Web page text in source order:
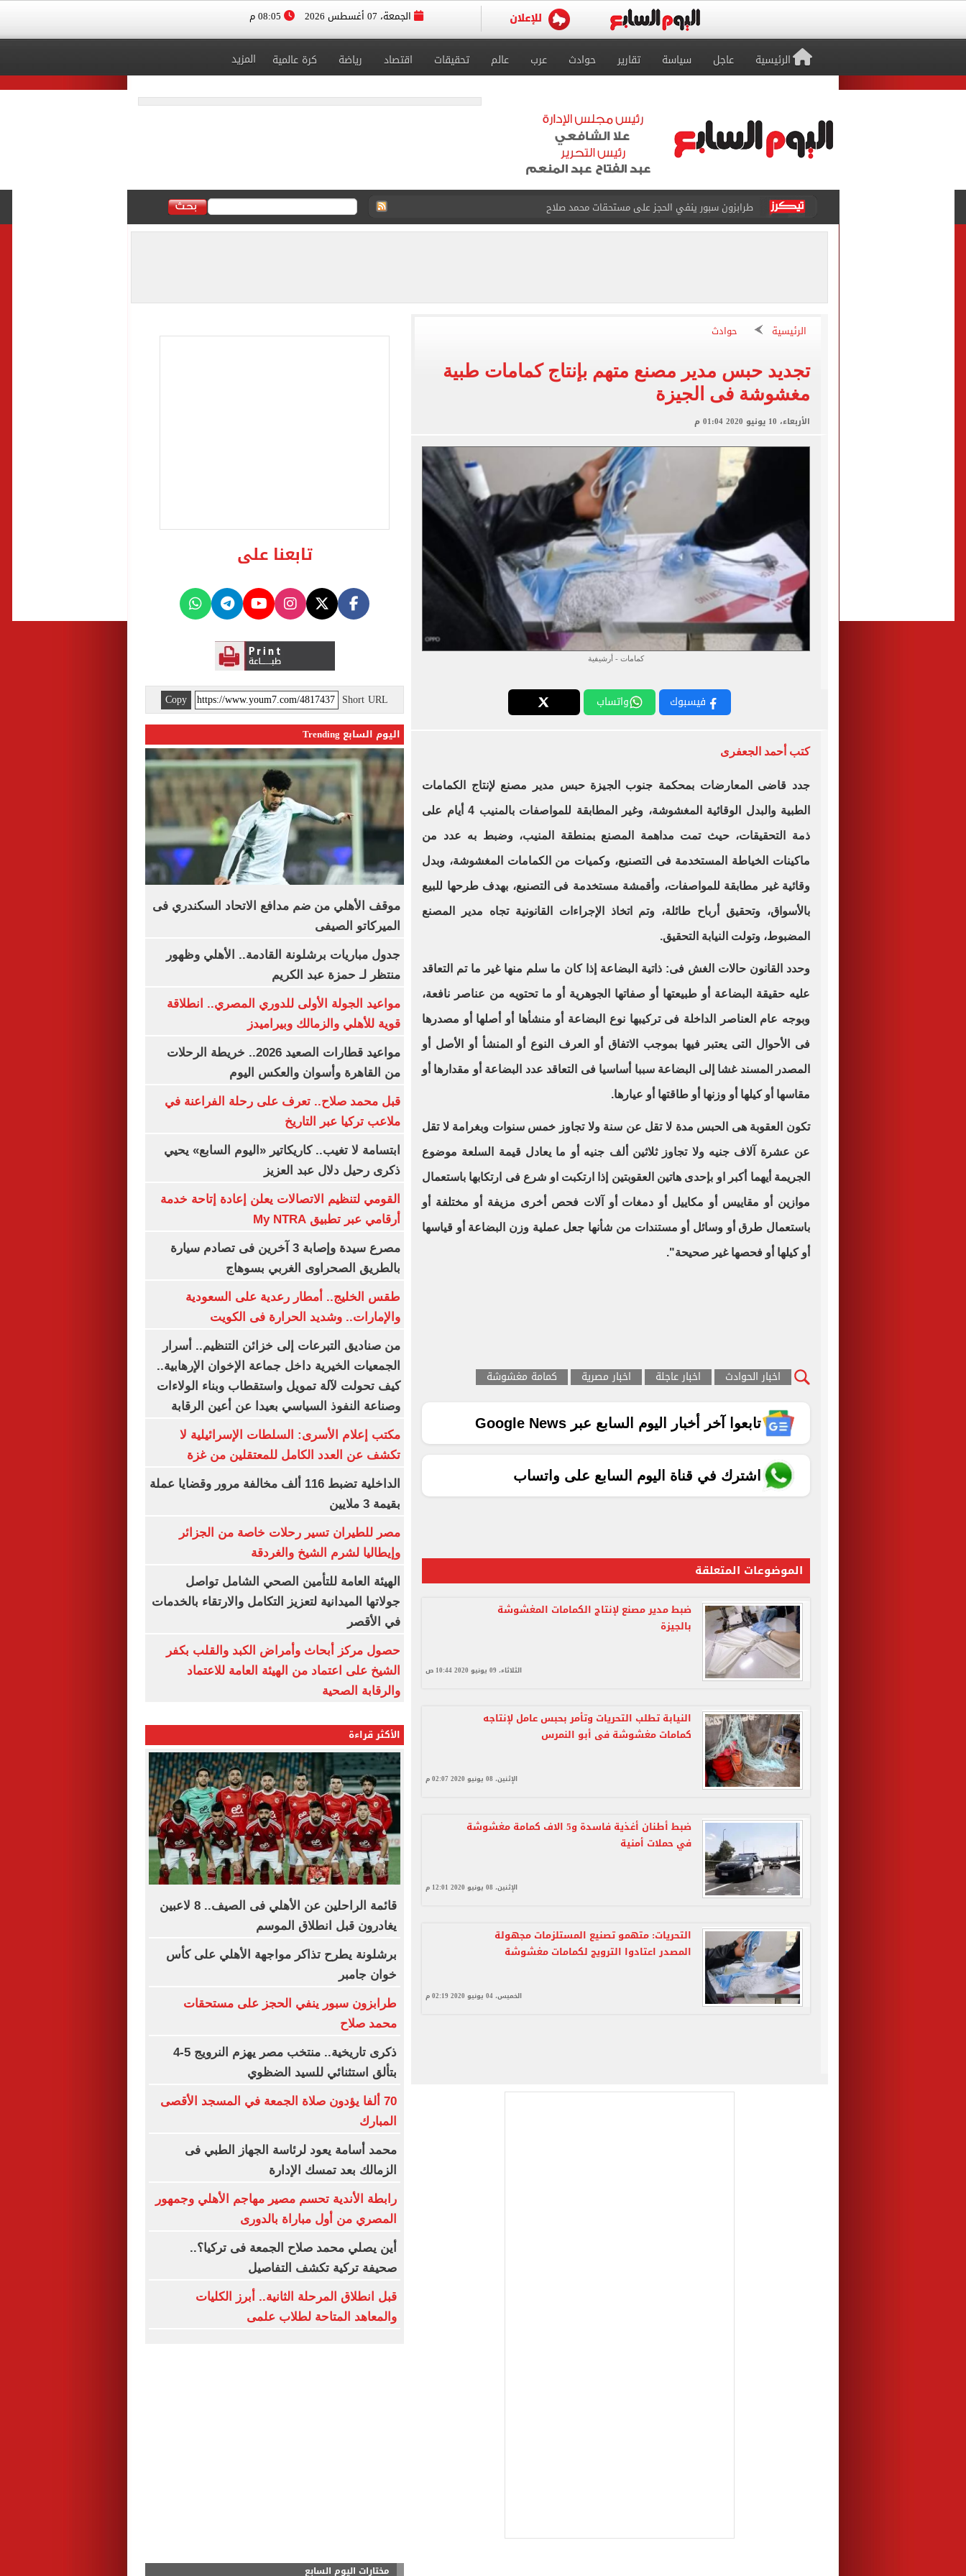
الجمعة، 07 أغسطس 2026
الرئيسية عاجل سياسة تقارير حوادث عرب عالم تحقيقات اقتصاد رياضة كرة عالمية المزيد
طرابزون سبور ينفي الحجز على مستحقات محمد صلاح
منتخب ناشئات كرة اليد يخسر أمام إسبانيا 27 - 26 فى نصف نهائى بطولة العالم
انطلاق مباراة مصر وإسبانيا فى نصف نهائي بطولة العالم لناشئات كرة اليد
الزمالك يبلغ 4 لاعبين بعدم التواجد مع الفريق الأول بالموسم الجديد
الاتحاد التركي يمنح طرابزون سبور رخصة مشاركة محمد صلاح
برشلونة يطرح تذاكر مواجهة الأهلي على كأس خوان جامبر
الرئيسية حوادث
تجديد حبس مدير مصنع متهم بإنتاج كمامات طبية
مغشوشة فى الجيزة
الأربعاء، 10 يونيو 2020 01:04 م
كمامات - أرشيفية
فيسبوك واتساب
كتب أحمد الجعفرى
جدد قاضى المعارضات بمحكمة جنوب الجيزة حبس مدير مصنع لإنتاج الكمامات
الطبية والبدل الوقائية المغشوشة، وغير المطابقة للمواصفات بالمنيب 4 أيام على
ذمة التحقيقات، حيث تمت مداهمة المصنع بمنطقة المنيب، وضبط به عدد من
ماكينات الخياطة المستخدمة فى التصنيع، وكميات من الكمامات المغشوشة، وبدل
وقائية غير مطابقة للمواصفات، وأقمشة مستخدمة فى التصنيع، بهدف طرحها للبيع
بالأسواق، وتحقيق أرباح طائلة، وتم اتخاذ الإجراءات القانونية تجاه مدير المصنع
المضبوط، وتولت النيابة التحقيق.
وحدد القانون حالات الغش فى: ذاتية البضاعة إذا كان ما سلم منها غير ما تم التعاقد
عليه حقيقة البضاعة أو طبيعتها أو صفاتها الجوهرية أو ما تحتويه من عناصر نافعة،
وبوجه عام العناصر الداخلة فى تركيبها نوع البضاعة أو منشأها أو أصلها أو مصدرها
فى الأحوال التى يعتبر فيها بموجب الاتفاق أو العرف النوع أو المنشأ أو الأصل أو
المصدر المسند غشا إلى البضاعة سببا أساسيا فى التعاقد عدد البضاعة أو مقدارها أو
مقاسها أو كيلها أو وزنها أو طاقتها أو عيارها.
تكون العقوبة هى الحبس مدة لا تقل عن سنة ولا تجاوز خمس سنوات وبغرامة لا تقل
عن عشرة آلاف جنيه ولا تجاوز ثلاثين ألف جنيه أو ما يعادل قيمة السلعة موضوع
الجريمة أيهما أكبر او بإحدى هاتين العقوبتين إذا ارتكبت او شرع فى ارتكابها باستعمال
موازين أو مقاييس أو مكاييل أو دمغات أو آلات فحص أخرى مزيفة أو مختلفة أو
باستعمال طرق أو وسائل أو مستندات من شأنها جعل عملية وزن البضاعة أو قياسها
أو كيلها أو فحصها غير صحيحة".
اخبار الحوادث اخبار عاجلة اخبار مصرية كمامة مغشوشة
تابعوا آخر أخبار اليوم السابع عبر Google News
اشترك في قناة اليوم السابع على واتساب
الموضوعات المتعلقة
ضبط مدير مصنع لإنتاج الكمامات المغشوشة
بالجيزة
الثلاثاء، 09 يونيو 2020 10:44 ص
النيابة تطلب التحريات وتأمر بحبس عامل لإنتاجه
كمامات مغشوشة فى أبو النمرس
الإثنين، 08 يونيو 2020 02:07 م
ضبط أطنان أغذية فاسدة و5 الاف كمامة مغشوشة
في حملات أمنية
الإثنين، 08 يونيو 2020 12:01 م
التحريات: متهمو تصنيع المستلزمات مجهولة
المصدر اعتادوا الترويج لكمامات مغشوشة
الخميس، 04 يونيو 2020 02:19 م
تابعنا على
Short URL
Copy
اليوم السابع Trending
موقف الأهلي من ضم مدافع الاتحاد السكندري فى
الميركاتو الصيفى
جدول مباريات برشلونة القادمة.. الأهلي وظهور
منتظر لـ حمزة عبد الكريم
مواعيد الجولة الأولى للدوري المصري.. انطلاقة
قوية للأهلي والزمالك وبيراميدز
مواعيد قطارات الصعيد 2026.. خريطة الرحلات
من القاهرة وأسوان والعكس اليوم
قبل محمد صلاح.. تعرف على رحلة الفراعنة في
ملاعب تركيا عبر التاريخ
ابتسامة لا تغيب.. كاريكاتير «اليوم السابع» يحيي
ذكرى رحيل دلال عبد العزيز
القومي لتنظيم الاتصالات يعلن إعادة إتاحة خدمة
أرقامي عبر تطبيق My NTRA
مصرع سيدة وإصابة 3 آخرين فى تصادم سيارة
بالطريق الصحراوى الغربي بسوهاج
طقس الخليج.. أمطار رعدية على السعودية
والإمارات.. وشديد الحرارة فى الكويت
من صناديق التبرعات إلى خزائن التنظيم.. أسرار
الجمعيات الخيرية داخل جماعة الإخوان الإرهابية..
كيف تحولت لآلة تمويل واستقطاب وبناء الولاءات
وصناعة النفوذ السياسي بعيدا عن أعين الرقابة
مكتب إعلام الأسرى: السلطات الإسرائيلية لا
تكشف عن العدد الكامل للمعتقلين من غزة
الداخلية تضبط 116 ألف مخالفة مرور وقضايا عملة
بقيمة 3 ملايين
مصر للطيران تسير رحلات خاصة من الجزائر
وإيطاليا لشرم الشيخ والغردقة
الهيئة العامة للتأمين الصحي الشامل تواصل
جولاتها الميدانية لتعزيز التكامل والارتقاء بالخدمات
في الأقصر
حصول مركز أبحاث وأمراض الكبد والقلب بكفر
الشيخ على اعتماد من الهيئة العامة للاعتماد
والرقابة الصحية
الأكثر قراءة
قائمة الراحلين عن الأهلي فى الصيف.. 8 لاعبين
يغادرون قبل انطلاق الموسم
برشلونة يطرح تذاكر مواجهة الأهلي على كأس
خوان جامبر
طرابزون سبور ينفي الحجز على مستحقات
محمد صلاح
ذكرى تاريخية.. منتخب مصر يهزم النرويج 5-4
بتألق استثنائي للسيد الضظوي
70 ألفا يؤدون صلاة الجمعة في المسجد الأقصى
المبارك
محمد أسامة يعود لرئاسة الجهاز الطبي فى
الزمالك بعد تمسك الإدارة
رابطة الأندية تحسم مصير مهاجم الأهلي وجمهور
المصري من أول مباراة بالدورى
أين يصلي محمد صلاح الجمعة فى تركيا؟..
صحيفة تركية تكشف التفاصيل
قبل انطلاق المرحلة الثانية.. أبرز الكليات
والمعاهد المتاحة لطلاب علمى
مختارات اليوم السابع